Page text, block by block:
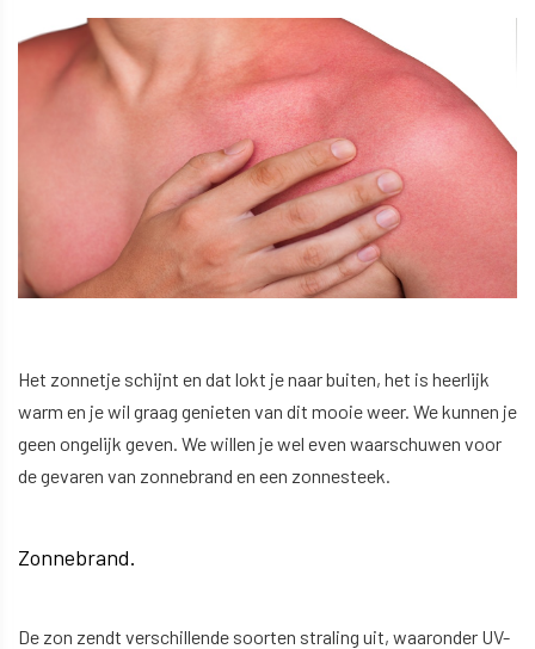
Het zonnetje schijnt en dat lokt je naar buiten, het is heerlijk
warm en je wil graag genieten van dit mooie weer. We kunnen je
geen ongelijk geven. We willen je wel even waarschuwen voor
de gevaren van zonnebrand en een zonnesteek.
Zonnebrand.
De zon zendt verschillende soorten straling uit, waaronder UV-